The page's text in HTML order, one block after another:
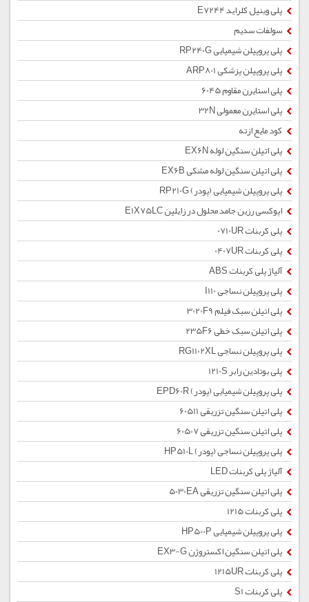
پلی وینیل کلراید E7244
سولفات سدیم
پلی پروپیلن شیمیایی RP240G
پلی پروپیلن پزشکی ARP801
پلی استایرن مقاوم 6045
پلی استایرن معمولی 32N
کود مایع ازته
پلی اتیلن سنگین لوله EX6N
پلی اتیلن سنگین لوله مشکی EX6B
پلی پروپیلن شیمیایی (پودر) RP210G
اپوکسی رزین جامد محلول در زایلین E1X75LC
پلی کربنات 0710UR
پلی کربنات 0407UR
آلیاژ پلی کربنات ABS
پلی پروپیلن نساجی I110
پلی اتیلن سبک فیلم 3020F9
پلی اتیلن سبک خطی 235F6
پلی پروپیلن نساجی RG1102XL
پلی بوتادین رابر 1210S
پلی پروپیلن شیمیایی (پودر) EPD60R
پلی اتیلن سنگین تزریقی 60511
پلی اتیلن سنگین تزریقی 60507
پلی پروپیلن نساجی (پودر) HP510L
آلیاژ پلی کربنات LED
پلی اتیلن سنگین تزریقی 5030EA
پلی کربنات 1215
پلی پروپیلن شیمیایی HP500P
پلی اتیلن سنگین اکستروژن EX3-G
پلی کربنات 1215UR
پلی کربنات S1